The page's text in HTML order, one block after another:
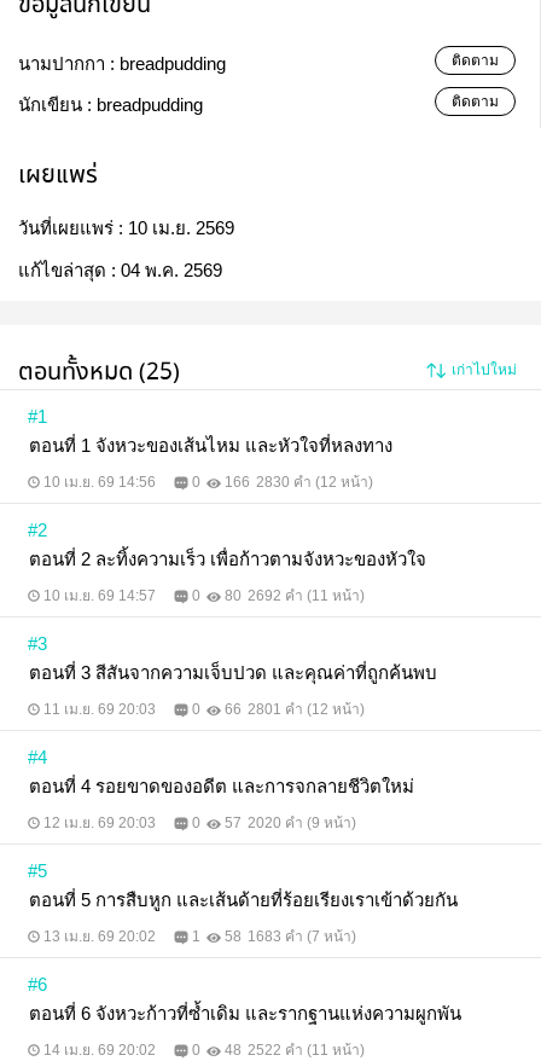
นามปากกา : breadpudding ติดตาม
นักเขียน : breadpudding ติดตาม
เผยแพร่
วันที่เผยแพร่ : 10 เม.ย. 2569
แก้ไขล่าสุด : 04 พ.ค. 2569
ตอนทั้งหมด (25) เก่าไปใหม่
#1
ตอนที่ 1 จังหวะของเส้นไหม และหัวใจที่หลงทาง
10 เม.ย. 69 14:56 0 166 2830 คำ (12 หน้า)
#2
ตอนที่ 2 ละทิ้งความเร็ว เพื่อก้าวตามจังหวะของหัวใจ
10 เม.ย. 69 14:57 0 80 2692 คำ (11 หน้า)
#3
ตอนที่ 3 สีสันจากความเจ็บปวด และคุณค่าที่ถูกค้นพบ
11 เม.ย. 69 20:03 0 66 2801 คำ (12 หน้า)
#4
ตอนที่ 4 รอยขาดของอดีต และการจกลายชีวิตใหม่
12 เม.ย. 69 20:03 0 57 2020 คำ (9 หน้า)
#5
ตอนที่ 5 การสืบหูก และเส้นด้ายที่ร้อยเรียงเราเข้าด้วยกัน
13 เม.ย. 69 20:02 1 58 1683 คำ (7 หน้า)
#6
ตอนที่ 6 จังหวะก้าวที่ซ้ำเดิม และรากฐานแห่งความผูกพัน
14 เม.ย. 69 20:02 0 48 2522 คำ (11 หน้า)